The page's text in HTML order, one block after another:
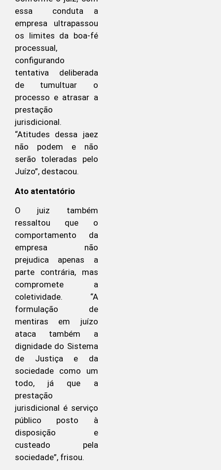
essa conduta a
empresa ultrapassou
os limites da boa-fé
processual,
configurando
tentativa deliberada
de tumultuar o
processo e atrasar a
prestação
jurisdicional.
“Atitudes dessa jaez
não podem e não
serão toleradas pelo
Juízo”, destacou.
Ato atentatório
O juiz também
ressaltou que o
comportamento da
empresa não
prejudica apenas a
parte contrária, mas
compromete a
coletividade. “A
formulação de
mentiras em juízo
ataca também a
dignidade do Sistema
de Justiça e da
sociedade como um
todo, já que a
prestação
jurisdicional é serviço
público posto à
disposição e
custeado pela
sociedade”, frisou.